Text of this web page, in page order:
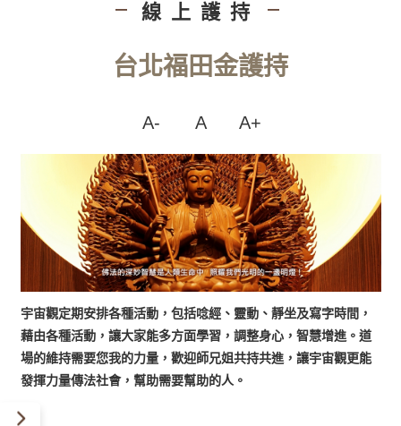
| 線上護持 |
台北福田金護持
A- A A+
宇宙觀定期安排各種活動，包括唸經、靈動、靜坐及寫字時間，
藉由各種活動，讓大家能多方面學習，調整身心，智慧增進。道
場的維持需要您我的力量，歡迎師兄姐共持共進，讓宇宙觀更能
發揮力量傳法社會，幫助需要幫助的人。